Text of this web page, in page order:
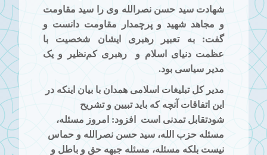
شهادت سید حسن نصرالله وی را سید مقاومت
و مجاهد شهید و پرچمدار مقاومت دانست و
گفت: به تعبیر رهبری ایشان شخصیت با
عظمت دنیای اسلام و
رهبری کم‌نظیر و یک
مدیر سیاسی بود.
مدیر کل تبلیغات اسلامی همدان با بیان اینکه در
این اتفاقات آنچه که باید تبیین و تشریح
شودتقابل تمدنی است
افزود: امروز مسئله،
مسئله حزب الله، سید حسن نصرالله و حماس
نیست بلکه مسئله، مسئله جبهه حق و باطل و